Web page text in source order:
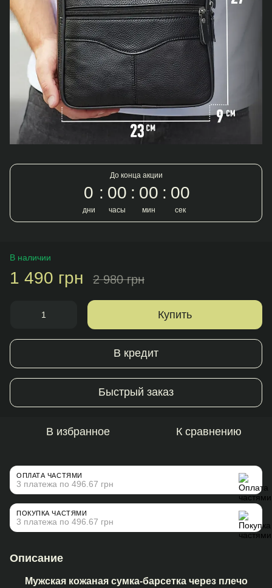
До конца акции
0
дни
00
часы
00
мин
00
сек
В наличии
1 490 грн 2 980 грн
Купить
В кредит
Быстрый заказ
В избранное К сравнению
ОПЛАТА ЧАСТЯМИ
3 платежа по 496.67 грн
ПОКУПКА ЧАСТЯМИ
3 платежа по 496.67 грн
Описание
Мужская кожаная сумка-барсетка через плечо